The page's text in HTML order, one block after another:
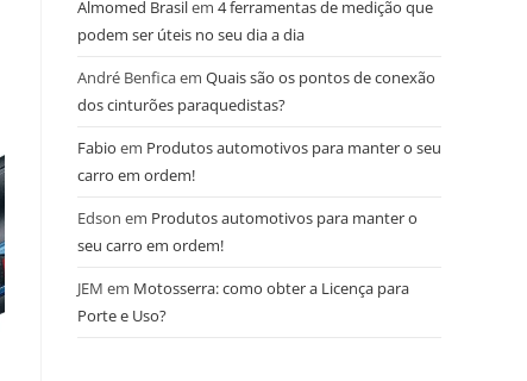
Almomed Brasilem 4 ferramentas de medição que
podem ser úteis no seu dia a dia
André Benficaem Quais são os pontos de conexão
dos cinturões paraquedistas?
Fabio em Produtos automotivos para manter o seu
carro em ordem!
Edson em Produtos automotivos para manter o
seu carro em ordem!
JEM em Motosserra: como obter a Licença para
Porte e Uso?